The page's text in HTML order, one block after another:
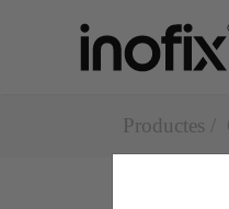
Productes